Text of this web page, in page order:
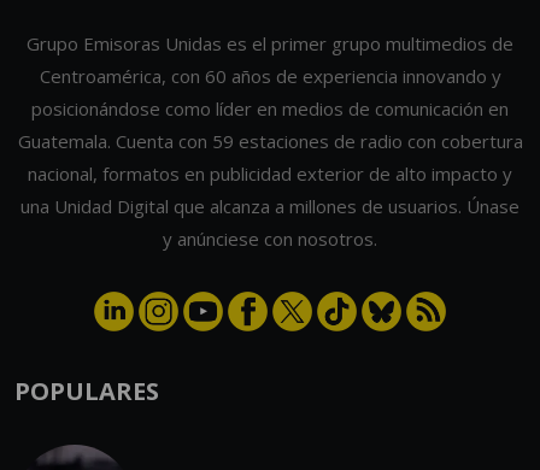
Grupo Emisoras Unidas es el primer grupo multimedios de
Centroamérica, con 60 años de experiencia innovando y
posicionándose como líder en medios de comunicación en
Guatemala. Cuenta con 59 estaciones de radio con cobertura
nacional, formatos en publicidad exterior de alto impacto y
una Unidad Digital que alcanza a millones de usuarios. Únase
y anúnciese con nosotros.
POPULARES